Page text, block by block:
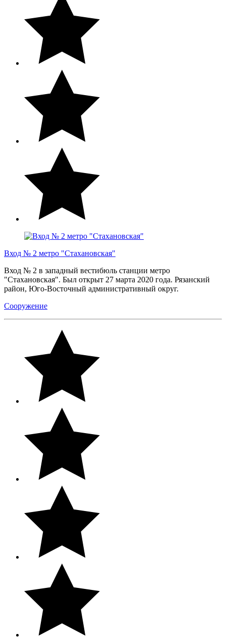
Вход № 2 метро "Стахановская"
Вход № 2 в западный вестибюль станции метро
"Стахановская". Был открыт 27 марта 2020 года. Рязанский
район, Юго-Восточный административный округ.
Сооружение